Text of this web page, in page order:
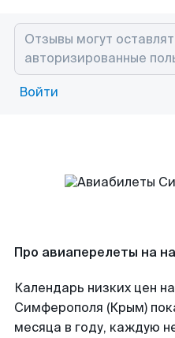
Войти
Про авиаперелеты на
Календарь низких цен
Симферополя (Крым)
месяца в году, каждую